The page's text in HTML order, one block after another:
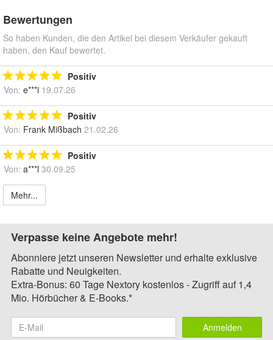
Bewertungen
So haben Kunden, die den Artikel bei diesem Verkäufer gekauft
haben, den Kauf bewertet.
Positiv
Von: e***i 19.07.26
Positiv
Von: Frank Mißbach 21.02.26
Positiv
Von: a***l 30.09.25
Mehr...
Verpasse keine Angebote mehr!
Abonniere jetzt unseren Newsletter und erhalte exklusive
Rabatte und Neuigkeiten.
Extra-Bonus: 60 Tage Nextory kostenlos - Zugriff auf 1,4
Mio. Hörbücher & E-Books.*
Anmelden